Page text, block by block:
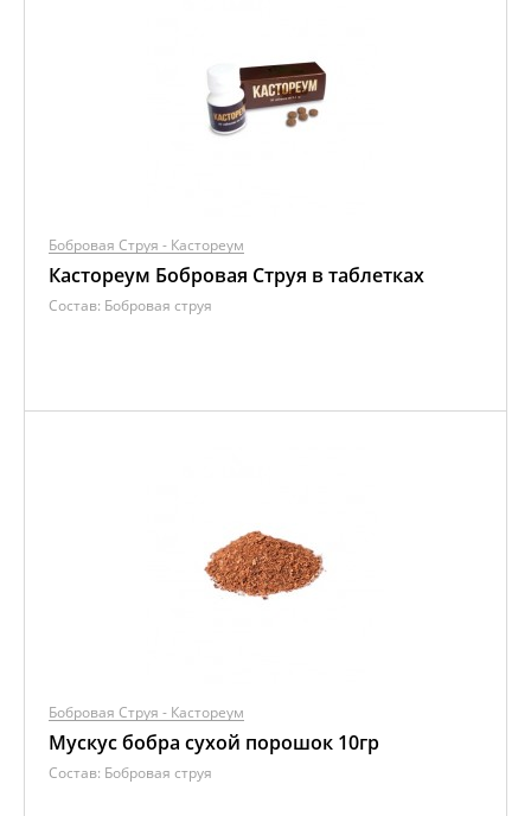
Бобровая Струя - Кастореум
Кастореум Бобровая Струя в таблетках
Состав: Бобровая струя
Бобровая Струя - Кастореум
Мускус бобра сухой порошок 10гр
Состав: Бобровая струя